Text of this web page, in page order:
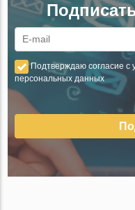
Подтверждаю согласие с
персональных данных